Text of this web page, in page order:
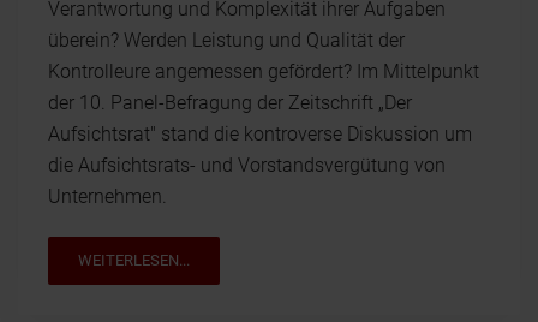
Verantwortung und Komplexität ihrer Aufgaben
überein? Werden Leistung und Qualität der
Kontrolleure angemessen gefördert? Im Mittelpunkt
der 10. Panel-Befragung der Zeitschrift „Der
Aufsichtsrat" stand die kontroverse Diskussion um
die Aufsichtsrats- und Vorstandsvergütung von
Unternehmen.
WEITERLESEN...